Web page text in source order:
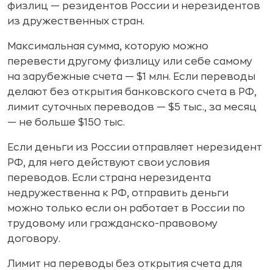
физлиц — резидентов России и нерезидентов
из дружественных стран.
Максимальная сумма, которую можно
перевести другому физлицу или себе самому
на зарубежные счета — $1 млн. Если переводы
делают без открытия банковского счета в РФ,
лимит суточных переводов — $5 тыс., за месяц
— не больше $150 тыс.
Если деньги из России отправляет нерезидент
РФ, для него действуют свои условия
переводов. Если страна нерезидента
недружественна к РФ, отправить деньги
можно только если он работает в России по
трудовому или гражданско-правовому
договору.
Лимит на переводы без открытия счета для